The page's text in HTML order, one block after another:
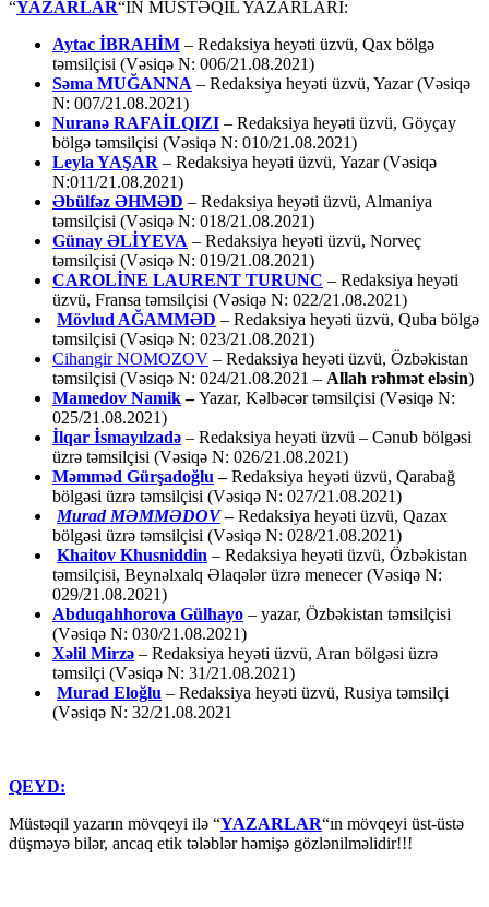
“YAZARLAR“IN MÜSTƏQİL YAZARLARI:
Aytac İBRAHİM – Redaksiya heyəti üzvü, Qax bölgə
təmsilçisi (Vəsiqə N: 006/21.08.2021)
Səma MUĞANNA – Redaksiya heyəti üzvü, Yazar (Vəsiqə
N: 007/21.08.2021)
Nuranə RAFAİLQIZI – Redaksiya heyəti üzvü, Göyçay
bölgə təmsilçisi (Vəsiqə N: 010/21.08.2021)
Leyla YAŞAR – Redaksiya heyəti üzvü, Yazar (Vəsiqə
N:011/21.08.2021)
Əbülfəz ƏHMƏD – Redaksiya heyəti üzvü, Almaniya
təmsilçisi (Vəsiqə N: 018/21.08.2021)
Günay ƏLİYEVA – Redaksiya heyəti üzvü, Norveç
təmsilçisi (Vəsiqə N: 019/21.08.2021)
CAROLİNE LAURENT TURUNC – Redaksiya heyəti
üzvü, Fransa təmsilçisi (Vəsiqə N: 022/21.08.2021)
Mövlud AĞAMMƏD – Redaksiya heyəti üzvü, Quba bölgə
təmsilçisi (Vəsiqə N: 023/21.08.2021)
Cihangir NOMOZOV – Redaksiya heyəti üzvü, Özbəkistan
təmsilçisi (Vəsiqə N: 024/21.08.2021 – Allah rəhmət eləsin)
Mamedov Namik–Yazar, Kəlbəcər təmsilçisi (Vəsiqə N:
025/21.08.2021)
İlqar İsmayılzadə – Redaksiya heyəti üzvü – Cənub bölgəsi
üzrə təmsilçisi (Vəsiqə N: 026/21.08.2021)
Məmməd Gürşadoğlu –Redaksiya heyəti üzvü, Qarabağ
bölgəsi üzrə təmsilçisi (Vəsiqə N: 027/21.08.2021)
Murad MƏMMƏDOV –Redaksiya heyəti üzvü, Qazax
bölgəsi üzrə təmsilçisi (Vəsiqə N: 028/21.08.2021)
Khaitov Khusniddin – Redaksiya heyəti üzvü, Özbəkistan
təmsilçisi, Beynəlxalq Əlaqələr üzrə menecer (Vəsiqə N:
029/21.08.2021)
Abduqahhorova Gülhayo – yazar, Özbəkistan təmsilçisi
(Vəsiqə N: 030/21.08.2021)
Xəlil Mirzə – Redaksiya heyəti üzvü, Aran bölgəsi üzrə
təmsilçi (Vəsiqə N: 31/21.08.2021)
Murad Eloğlu – Redaksiya heyəti üzvü, Rusiya təmsilçi
(Vəsiqə N: 32/21.08.2021
QEYD:
Müstəqil yazarın mövqeyi ilə “YAZARLAR“ın mövqeyi üst-üstə
düşməyə bilər, ancaq etik tələblər həmişə gözlənilməlidir!!!